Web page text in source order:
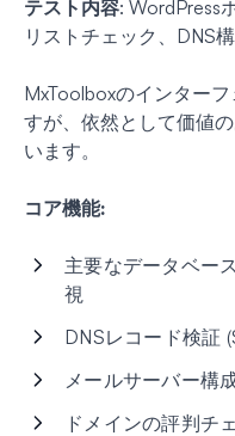
テスト内容: WordPress
リストチェック、DNS
MxToolboxのインター
すが、依然として価値
います。
コア機能:
主要なデータベー
視
DNSレコード検証
メールサーバー構
ドメインの評判チ